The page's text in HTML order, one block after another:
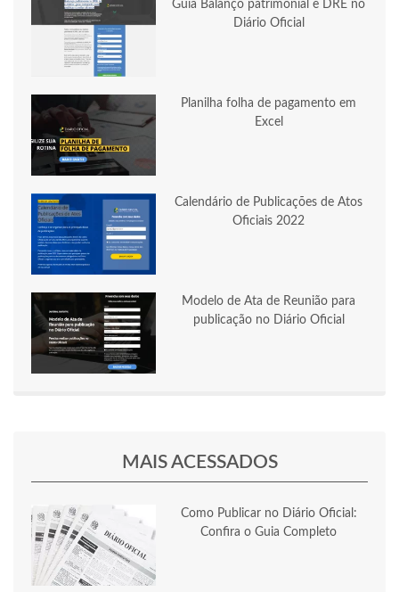
Guia Balanço patrimonial e DRE no
Diário Oficial
Planilha folha de pagamento em
Excel
Calendário de Publicações de Atos
Oficiais 2022
Modelo de Ata de Reunião para
publicação no Diário Oficial
MAIS ACESSADOS
Como Publicar no Diário Oficial:
Confira o Guia Completo